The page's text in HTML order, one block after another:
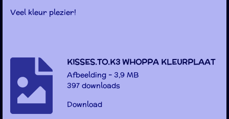
Veel kleur plezier!
KISSES.TO.K3 WHOPPA KLEURPLAAT
Afbeelding – 3,9 MB
397 downloads
Download